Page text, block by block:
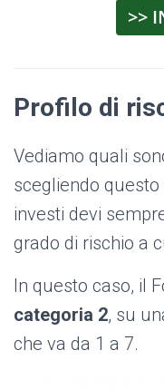
>>
Profilo di
Vediamo quali
scegliendo
investi devi
grado di rischio a
In questo caso, il
categoria 2, su
che va da 1 a 7.